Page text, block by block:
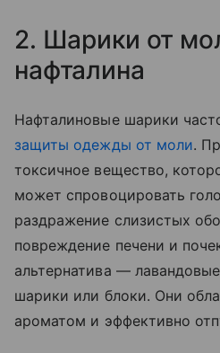
2. Шарики от
нафталина
Нафталиновые шарики
защиты одежды от моли.
токсичное вещество,
может спровоцировать
раздражение слизистых
повреждение печени и
альтернатива —
шарики или блоки. Они
ароматом и эффективно